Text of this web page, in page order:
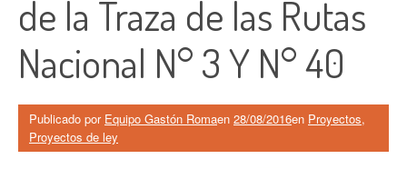
de la Traza de las Rutas
Nacional N° 3 Y N° 40
Publicado por Equipo Gastón Romaen 28/08/2016en Proyectos,
Proyectos de ley